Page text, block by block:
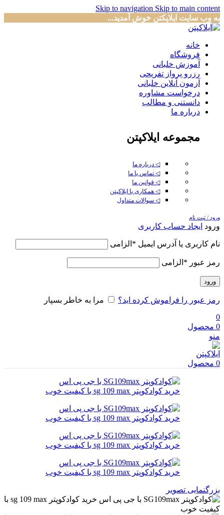
Skip to navigation Skip to main content
به وب سایت ایلاپکتن خوش آمدید...
خانه
فروشگاه
آموزش خلبانی
رزرو پرواز تفریحی
آزمون آنلاین خلبانی
درخواست مشاوره
دانستنی و مطالب
درباره ما
مجموعه ایلاکپتن
◁ درباره ما
◁ تماس با ما
◁ قوانین ما
◁ همکاری با ایلاکپتن
◁ سوالات متداول
ورود / ثبت نام
ورود ایجاد حساب کاربری
نام کاربری یا آدرس ایمیل * الزامی
رمز عبور * الزامی
ورود
رمز عبور را فراموش کرده اید؟
مرا به خاطر بسپار
0
0 محصول
منو
0 محصول
بزرگنمایی تصویر